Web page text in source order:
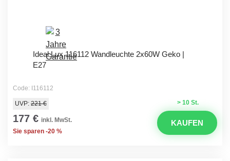
Ideal Lux 116112 Wandleuchte 2x60W Geko |
E27
Code: I116112
> 10 St.
UVP: 221 €
177 € inkl. MwSt.
Sie sparen -20 %
KAUFEN